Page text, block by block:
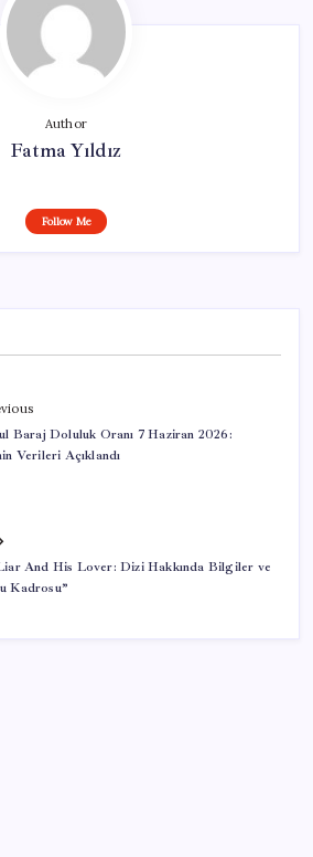
Author
Fatma Yıldız
Follow Me
Baraj Doluluk Oranı 7 Haziran 2026:
Verileri Açıklandı
And His Lover: Dizi Hakkında Bilgiler ve
Kadrosu”